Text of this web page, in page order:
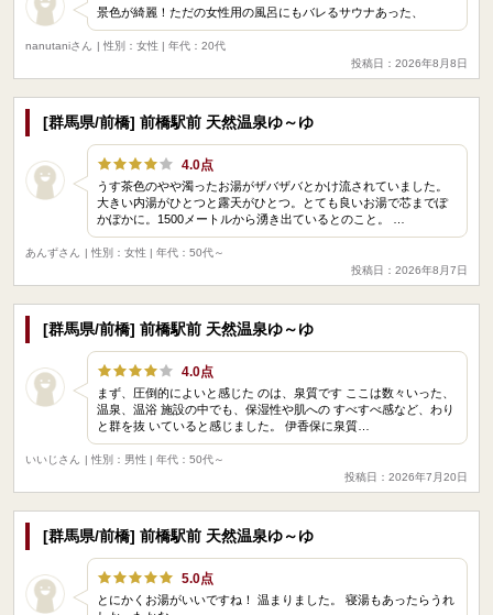
景色が綺麗！ただの女性用の風呂にもバレるサウナあった、
nanutaniさん
| 性別：女性 | 年代：20代
投稿日：2026年8月8日
[群馬県/前橋] 前橋駅前 天然温泉ゆ～ゆ
4.0点
うす茶色のやや濁ったお湯がザバザバとかけ流されていました。
大きい内湯がひとつと露天がひとつ。とても良いお湯で芯までぽ
かぽかに。1500メートルから湧き出ているとのこと。 …
あんずさん
| 性別：女性 | 年代：50代～
投稿日：2026年8月7日
[群馬県/前橋] 前橋駅前 天然温泉ゆ～ゆ
4.0点
まず、圧倒的によいと感じた のは、泉質です ここは数々いった、
温泉、温浴 施設の中でも、保湿性や肌への すべすべ感など、わり
と群を抜 いていると感じました。 伊香保に泉質…
いいじさん
| 性別：男性 | 年代：50代～
投稿日：2026年7月20日
[群馬県/前橋] 前橋駅前 天然温泉ゆ～ゆ
5.0点
とにかくお湯がいいですね！ 温まりました。 寝湯もあったらうれ